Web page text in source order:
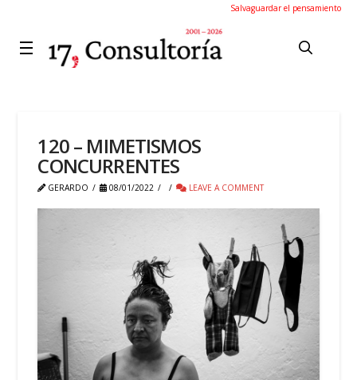
Salvaguardar el pensamiento
120 – MIMETISMOS
CONCURRENTES
GERARDO 08/01/2022 LEAVE A COMMENT